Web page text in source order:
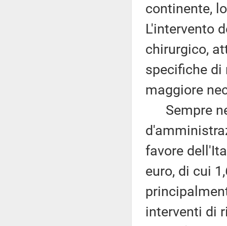
continente,
L'intervento
chirurgico,
specifiche
maggiore
Sempre
favore
euro, di cui
interventi di